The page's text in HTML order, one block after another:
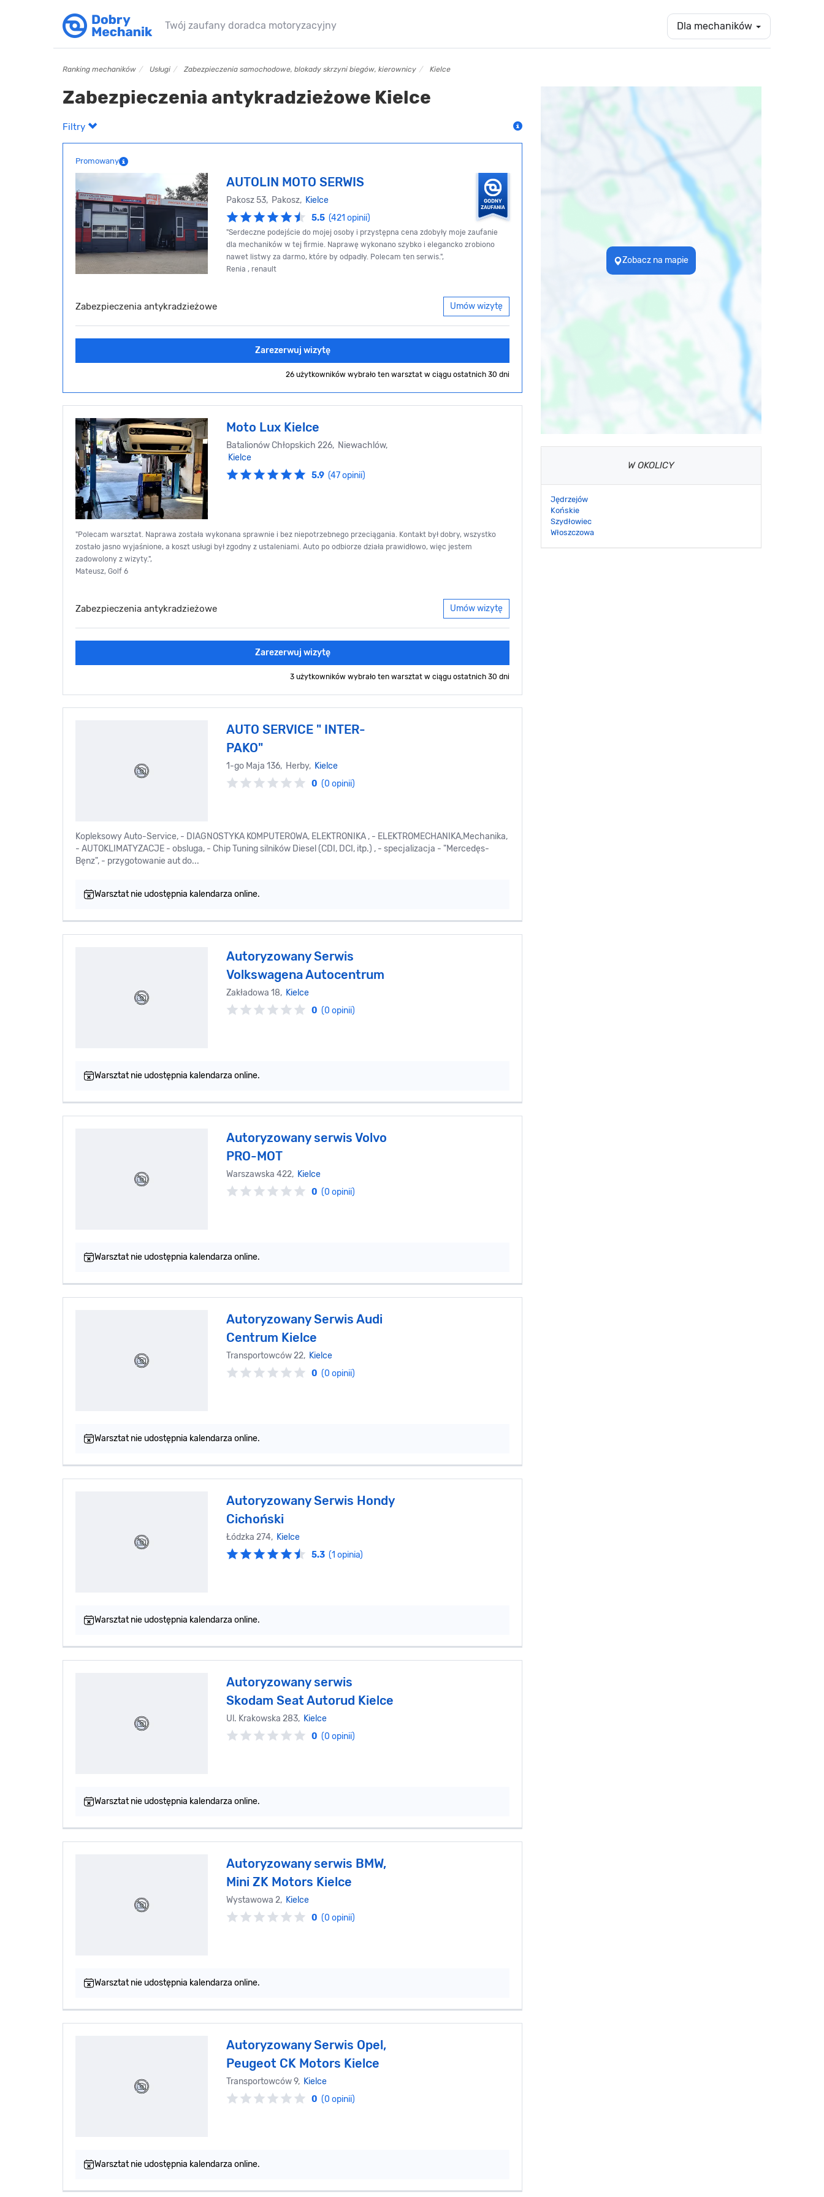
Twój zaufany doradca motoryzacyjny Dla mechaników
Ranking mechaników Usługi Zabezpieczenia samochodowe, blokady skrzyni biegów, kierownicy Kielce
Zabezpieczenia antykradzieżowe Kielce
Filtry
Promowany
AUTOLIN MOTO SERWIS
Pakosz 53, Pakosz, Kielce
5.5 (421 opinii)
"Serdeczne podejście do mojej osoby i przystępna cena zdobyły moje zaufanie
dla mechaników w tej firmie. Naprawę wykonano szybko i elegancko zrobiono
nawet listwy za darmo, które by odpadły. Polecam ten serwis.",
Renia , renault
Zabezpieczenia antykradzieżowe Umów wizytę
Zarezerwuj wizytę
26 użytkowników wybrało ten warsztat w ciągu ostatnich 30 dni
Moto Lux Kielce
Batalionów Chłopskich 226, Niewachlów,
Kielce
5.9 (47 opinii)
"Polecam warsztat. Naprawa została wykonana sprawnie i bez niepotrzebnego przeciągania. Kontakt był dobry, wszystko
zostało jasno wyjaśnione, a koszt usługi był zgodny z ustaleniami. Auto po odbiorze działa prawidłowo, więc jestem
zadowolony z wizyty.",
Mateusz, Golf 6
Zabezpieczenia antykradzieżowe Umów wizytę
Zarezerwuj wizytę
3 użytkowników wybrało ten warsztat w ciągu ostatnich 30 dni
AUTO SERVICE " INTER-
PAKO"
1-go Maja 136, Herby, Kielce
0 (0 opinii)
Kopleksowy Auto-Service, - DIAGNOSTYKA KOMPUTEROWA, ELEKTRONIKA , - ELEKTROMECHANIKA,Mechanika,
- AUTOKLIMATYZACJE - obsluga, - Chip Tuning silników Diesel (CDI, DCI, itp.) , - specjalizacja - "Mercedęs-
Bęnz", - przygotowanie aut do...
Warsztat nie udostępnia kalendarza online.
Autoryzowany Serwis
Volkswagena Autocentrum
Zakładowa 18, Kielce
0 (0 opinii)
Warsztat nie udostępnia kalendarza online.
Autoryzowany serwis Volvo
PRO-MOT
Warszawska 422, Kielce
0 (0 opinii)
Warsztat nie udostępnia kalendarza online.
Autoryzowany Serwis Audi
Centrum Kielce
Transportowców 22, Kielce
0 (0 opinii)
Warsztat nie udostępnia kalendarza online.
Autoryzowany Serwis Hondy
Cichoński
Łódzka 274, Kielce
5.3 (1 opinia)
Warsztat nie udostępnia kalendarza online.
Autoryzowany serwis
Skodam Seat Autorud Kielce
Ul. Krakowska 283, Kielce
0 (0 opinii)
Warsztat nie udostępnia kalendarza online.
Autoryzowany serwis BMW,
Mini ZK Motors Kielce
Wystawowa 2, Kielce
0 (0 opinii)
Warsztat nie udostępnia kalendarza online.
Autoryzowany Serwis Opel,
Peugeot CK Motors Kielce
Transportowców 9, Kielce
0 (0 opinii)
Warsztat nie udostępnia kalendarza online.
Zobacz na mapie
W OKOLICY
Jędrzejów
Końskie
Szydłowiec
Włoszczowa